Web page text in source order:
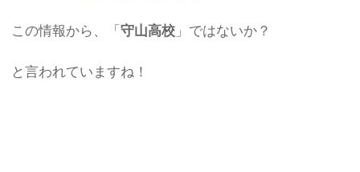
この情報から、「守山高校 」ではないか？
と言われていますね！